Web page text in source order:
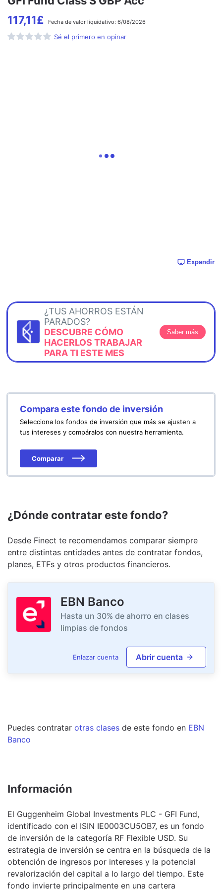
117,11£ Fecha de valor liquidativo: 6/08/2026
Sé el primero en opinar
Expandir
¿TUS AHORROS ESTÁN
PARADOS?
DESCUBRE CÓMO
HACERLOS TRABAJAR
PARA TI ESTE MES
Saber más
Compara este fondo de inversión
Selecciona los fondos de inversión que más se ajusten a
tus intereses y compáralos con nuestra herramienta.
Comparar
¿Dónde contratar este fondo?
Desde Finect te recomendamos comparar siempre
entre distintas entidades antes de contratar fondos,
planes, ETFs y otros productos financieros.
EBN Banco
Hasta un 30% de ahorro en clases
limpias de fondos
Enlazar cuenta Abrir cuenta
Puedes contratar otras clases de este fondo en EBN
Banco
Información
El Guggenheim Global Investments PLC - GFI Fund,
identificado con el ISIN IE0003CU5OB7, es un fondo
de inversión de la categoría RF Flexible USD. Su
estrategia de inversión se centra en la búsqueda de la
obtención de ingresos por intereses y la potencial
revalorización del capital a lo largo del tiempo. Este
fondo invierte principalmente en una cartera